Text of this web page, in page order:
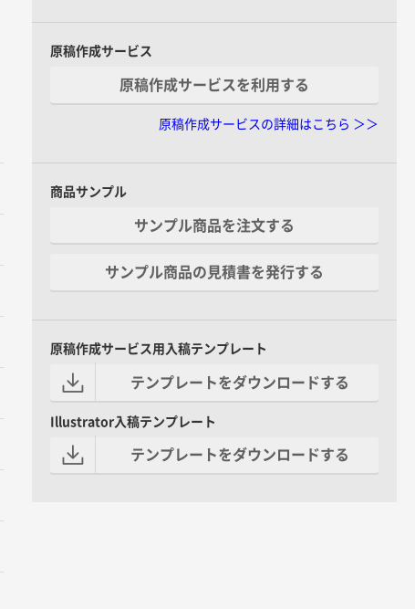
原稿作成サービス
原稿作成サービスを利用する
原稿作成サービスの詳細はこちら ＞＞
商品サンプル
サンプル商品を注文する
サンプル商品の見積書を発行する
原稿作成サービス用入稿テンプレート
テンプレートをダウンロードする
Illustrator入稿テンプレート
テンプレートをダウンロードする